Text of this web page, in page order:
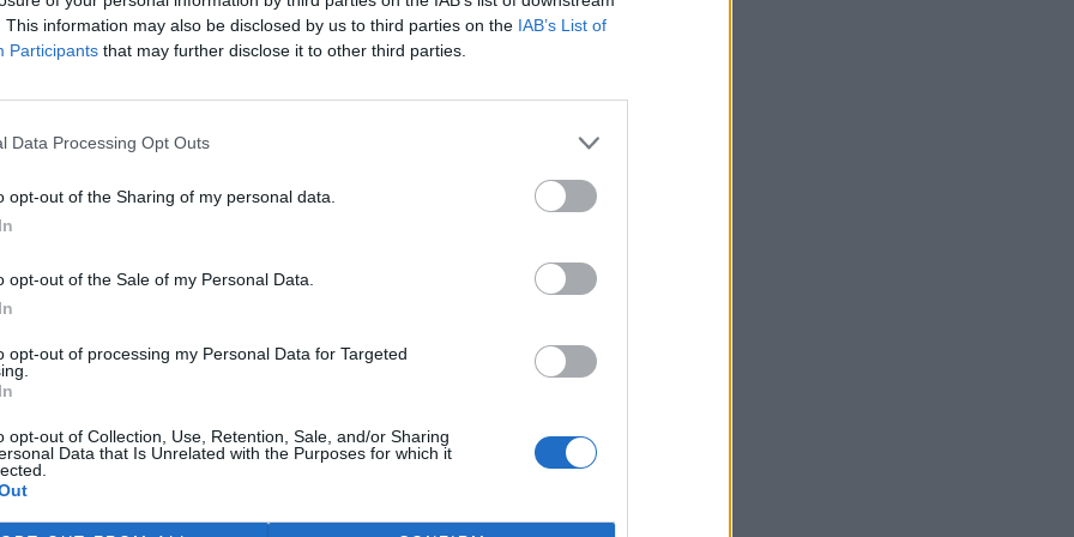
This information may also be disclosed by us to third parties on the IAB’s List of
Participants that may further disclose it to other third parties.
Data Processing Opt Outs
opt-out of the Sharing of my personal data.
opt-out of the Sale of my Personal Data.
opt-out of processing my Personal Data for Targeted
opt-out of Collection, Use, Retention, Sale, and/or Sharing
Data that Is Unrelated with the Purposes for which it
z úvodu knihy
v ohrožení.
prostředí.
kdy ještě
obavy týkající
objevily se
o
Choroba
stav nápadně
začalo být
k otravě
případně na horských
samotách.
zahradničíme s dětmi
Jedinečná, zábavná, naučná!